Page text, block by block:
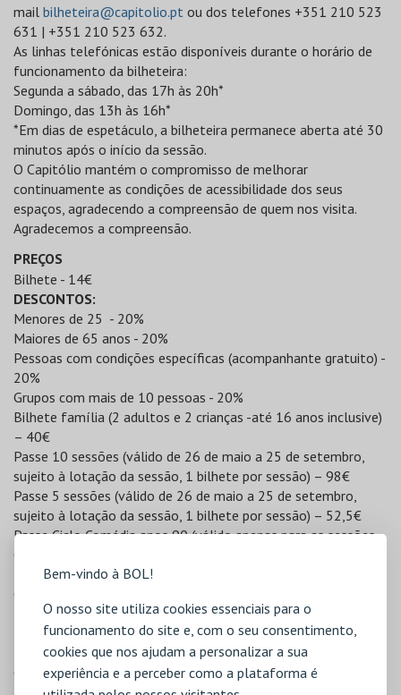
Bem-vindo à BOL!
O nosso site utiliza cookies essenciais para o
funcionamento do site e, com o seu consentimento,
cookies que nos ajudam a personalizar a sua
experiência e a perceber como a plataforma é
mail bilheteira@capitolio.pt ou dos telefones +351 210 523
631 | +351 210 523 632.
As linhas telefónicas estão disponíveis durante o horário de
funcionamento da bilheteira:
Segunda a sábado, das 17h às 20h*
Domingo, das 13h às 16h*
*Em dias de espetáculo, a bilheteira permanece aberta até 30
minutos após o início da sessão.
O Capitólio mantém o compromisso de melhorar
continuamente as condições de acessibilidade dos seus
espaços, agradecendo a compreensão de quem nos visita.
Agradecemos a compreensão.
PREÇOS
Bilhete - 14€
DESCONTOS:
Menores de 25 - 20%
Maiores de 65 anos - 20%
Pessoas com condições específicas (acompanhante gratuito) -
20%
Grupos com mais de 10 pessoas - 20%
Bilhete família (2 adultos e 2 crianças -até 16 anos inclusive)
– 40€
Passe 10 sessões (válido de 26 de maio a 25 de setembro,
sujeito à lotação da sessão, 1 bilhete por sessão) – 98€
Passe 5 sessões (válido de 26 de maio a 25 de setembro,
sujeito à lotação da sessão, 1 bilhete por sessão) – 52,5€
Passe Ciclo Comédia anos 90 (válido apenas para as sessões
Ciclo Comédia anos 90, 1 bilhete por sessão) – 42,56€
Passe Ciclo Chistopher Nolan (válido apenas para as sessões
Ciclo Chistopher Nolan, 1 bilhete por sessão) – 42,56€
Passe Clico Tim Burton (válido apenas para as sessões Clico
Tim Burton, 1 bilhete por sessão) – 52,5€
Passe Ciclo Clássicos do Brasil (válido apenas para as sessões
Ciclo Clássicos do Brasil, 1 bilhete por sessão) – 42,56€